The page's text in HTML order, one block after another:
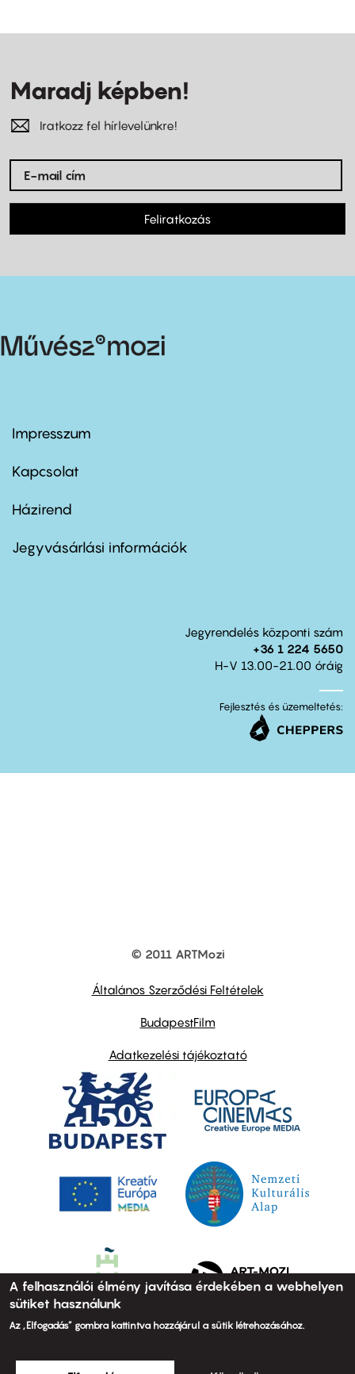
Maradj képben!
Iratkozz fel hírlevelünkre!
Feliratkozás
Footer
first
Impresszum
Kapcsolat
Footer
second
Házirend
Jegyvásárlási információk
Jegyrendelés központi szám
+36 1 224 5650
H-V 13.00-21.00 óráig
Fejlesztés és üzemeltetés:
© 2011 ARTMozi
Általános Szerződési Feltételek
BudapestFilm
Adatkezelési tájékoztató
A felhasználói élmény javítása érdekében a webhelyen
sütiket használunk
Az „Elfogadás” gombra kattintva hozzájárul a sütik létrehozásához.